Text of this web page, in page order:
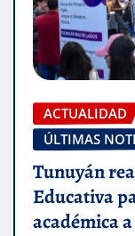
ACTUALIDAD
ÚLTIMAS
Tunuyán
Educativa
académica